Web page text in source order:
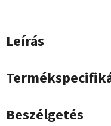
Leírás
Beszélgetés